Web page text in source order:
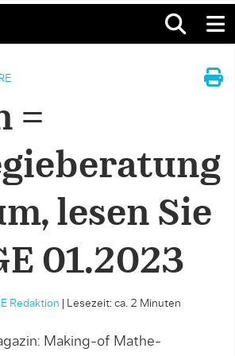
=
lesen Sie
01.2023
Redaktion Lesezeit: ca. 2 Minuten
Making-of Mathe-